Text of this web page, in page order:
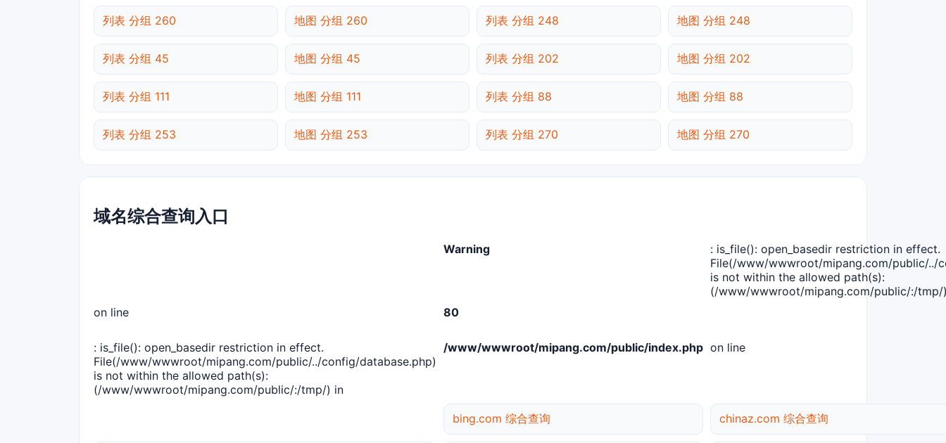
列表 分组 260 地图 分组 260 列表 分组 248 地图 分组 248
列表 分组 45 地图 分组 45 列表 分组 202 地图 分组 202
列表 分组 111 地图 分组 111 列表 分组 88 地图 分组 88
列表 分组 253 地图 分组 253 列表 分组 270 地图 分组 270
域名综合查询入口
Warning
: is_file(): open_basedir restriction in effect.
File(/www/wwwroot/mipang.com/public/../
is not within the allowed path(s):
(/www/wwwroot/mipang.com/public/:/tmp/
on line
80
: is_file(): open_basedir restriction in effect.
File(/www/wwwroot/mipang.com/public/../config/database.php)
is not within the allowed path(s):
(/www/wwwroot/mipang.com/public/:/tmp/) in
/www/wwwroot/mipang.com/public/index.php on line
bing.com 综合查询 chinaz.com 综合查询